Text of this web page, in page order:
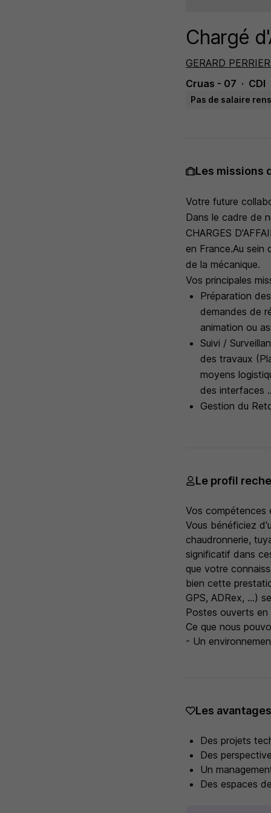
Chargé
GERARD
Cruas - 07
CDI
Pas de salaire
Les missions
Votre future
Dans le cadre de
CHARGES
en France.Au sein
de la mécanique.
Vos principales
Préparation
demandes de
animation ou
Suivi /
des travaux
moyens
des interfaces
Gestion du
Le profil
Vos compétences
Vous bénéficiez
chaudronnerie,
significatif dans
que votre
bien cette
GPS, ADRex, ...)
Postes ouverts en
Ce que nous
- Un
Les avantages
Des projets
Des
Un
Des espaces